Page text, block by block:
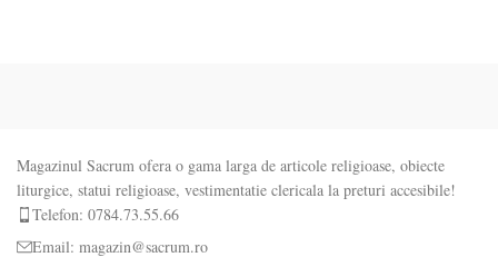
Magazinul Sacrum ofera o gama larga de articole religioase, obiecte
liturgice, statui religioase, vestimentatie clericala la preturi accesibile!
Telefon: 0784.73.55.66
Email: magazin@sacrum.ro